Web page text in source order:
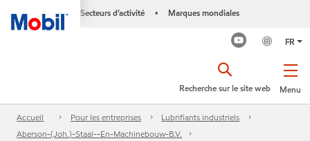
Secteurs d’activité • Marques mondiales
FR
Menu
Recherche sur le site web
Accueil Pour les entreprises
Lubrifiants industriels
Aberson-(Joh.)-Staal--En-Machinebouw-B.V.